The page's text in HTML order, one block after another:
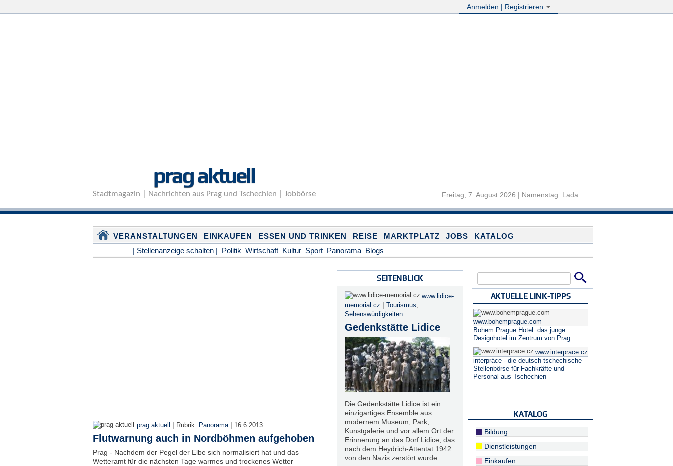
Anmelden | Registrieren
prag aktuell
Stadtmagazin | Nachrichten aus Prag und Tschechien | Jobbörse Freitag, 7. August 2026 | Namenstag: Lada
VERANSTALTUNGEN EINKAUFEN ESSEN UND TRINKEN REISE MARKTPLATZ JOBS
KATALOG
| Stellenanzeige schalten | Politik Wirtschaft Kultur Sport Panorama Blogs
prag aktuell | Rubrik: Panorama | 16.6.2013
Flutwarnung auch in Nordböhmen aufgehoben
Prag - Nachdem der Pegel der Elbe sich normalisiert hat und das
Wetteramt für die nächsten Tage warmes und trockenes Wetter
SEITENBLICK
www.lidice-
memorial.cz | Tourismus,
Sehenswürdigkeiten
Gedenkstätte Lidice
Die Gedenkstätte Lidice ist ein
einzigartiges Ensemble aus
modernem Museum, Park,
Kunstgalerie und vor allem Ort der
Erinnerung an das Dorf Lidice, das
nach dem Heydrich-Attentat 1942
von den Nazis zerstört wurde.
AKTUELLE LINK-TIPPS
www.bohemprague.com
Bohem Prague Hotel: das junge
Designhotel im Zentrum von Prag
www.interprace.cz
interpráce - die deutsch-tschechische
Stellenbörse für Fachkräfte und
Personal aus Tschechien
KATALOG
Bildung
Dienstleistungen
Einkaufen